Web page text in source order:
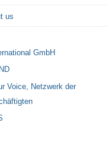
us
GmbH
Voice, Netzwerk der